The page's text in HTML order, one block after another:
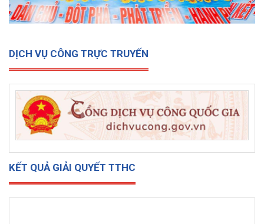
DỊCH VỤ CÔNG TRỰC TRUYẾN
KẾT QUẢ GIẢI QUYẾT TTHC